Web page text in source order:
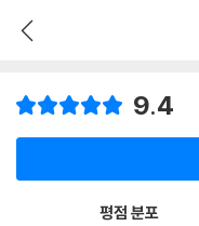
9.4
평점 분포